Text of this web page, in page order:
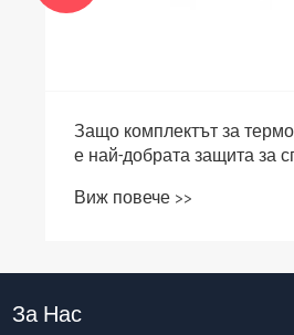
За Нас